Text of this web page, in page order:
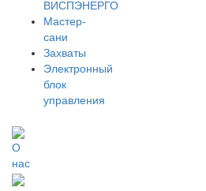
ВИСПЭНЕРГО
Мастер-
сани
Захваты
Электронный
блок
управления
О
нас